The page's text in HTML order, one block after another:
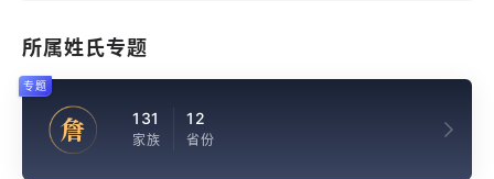
所属姓氏专题
詹 131
家族
12
省份
专题